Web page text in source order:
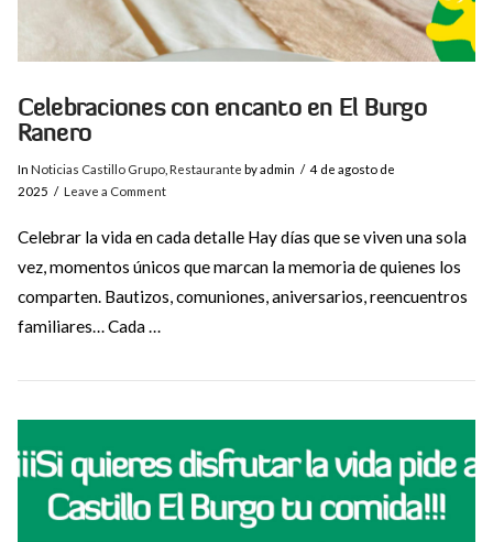
VIEW POST
Celebraciones con encanto en El Burgo
Ranero
In Noticias Castillo Grupo, Restaurante by admin
4 de agosto de
2025
Leave a Comment
Celebrar la vida en cada detalle Hay días que se viven una sola
vez, momentos únicos que marcan la memoria de quienes los
comparten. Bautizos, comuniones, aniversarios, reencuentros
familiares… Cada …